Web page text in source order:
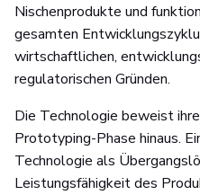
Nischenprodukte und
gesamten
wirtschaftlichen,
regulatorischen Gründen.
Die Technologie beweist
Prototyping-Phase hinaus.
Technologie als
Leistungsfähigkeit des